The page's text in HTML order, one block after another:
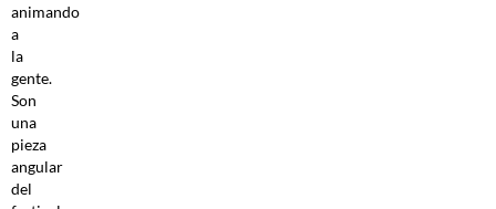
animando
a
la
gente.
Son
una
pieza
angular
del